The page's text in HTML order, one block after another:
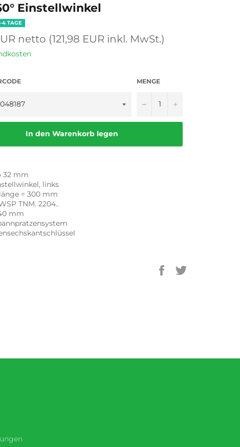
Einstellwinkel
4 TAGE
netto (121,98 EUR inkl. MwSt.)
MENGE
− +
In den Warenkorb legen
32 mm
links
= 300 mm
TNM. 2204..
mm
Auf
Facebook